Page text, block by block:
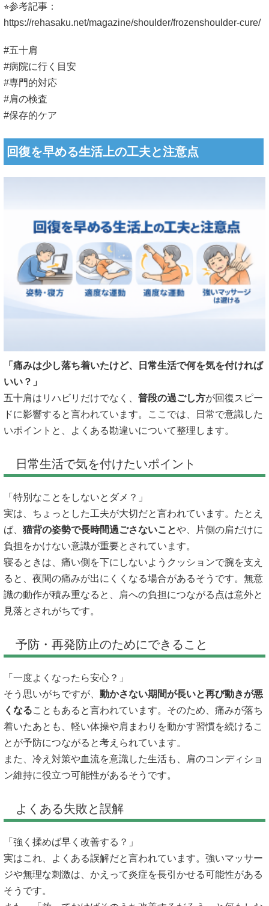
⭐︎参考記事：
https://rehasaku.net/magazine/shoulder/frozenshoulder-cure/
#五十肩
#病院に行く目安
#専門的対応
#肩の検査
#保存的ケア
回復を早める生活上の工夫と注意点
「痛みは少し落ち着いたけど、日常生活で何を気を付ければ
いい？」
五十肩はリハビリだけでなく、 普段の過ごし方が回復スピー
ドに影響すると言われています。ここでは、日常で意識した
いポイントと、よくある勘違いについて整理します。
日常生活で気を付けたいポイント
「特別なことをしないとダメ？」
実は、ちょっとした工夫が大切だと言われています。たとえ
ば、 猫背の姿勢で長時間過ごさないことや、片側の肩だけに
負担をかけない意識が重要とされています。
寝るときは、痛い側を下にしないようクッションで腕を支え
ると、夜間の痛みが出にくくなる場合があるそうです。無意
識の動作が積み重なると、肩への負担につながる点は意外と
見落とされがちです。
予防・再発防止のためにできること
「一度よくなったら安心？」
そう思いがちですが、 動かさない期間が長いと再び動きが悪
くなることもあると言われています。そのため、痛みが落ち
着いたあとも、軽い体操や肩まわりを動かす習慣を続けるこ
とが予防につながると考えられています。
また、冷え対策や血流を意識した生活も、肩のコンディショ
ン維持に役立つ可能性があるそうです。
よくある失敗と誤解
「強く揉めば早く改善する？」
実はこれ、よくある誤解だと言われています。強いマッサー
ジや無理な刺激は、かえって炎症を長引かせる可能性がある
そうです。